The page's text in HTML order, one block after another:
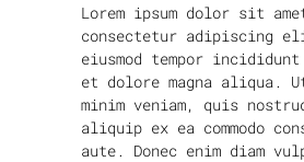
Lorem ipsum dolor sit
consectetur adipiscing
eiusmod tempor
et dolore magna aliqua.
minim veniam, quis
aliquip ex ea commodo
aute. Donec enim diam